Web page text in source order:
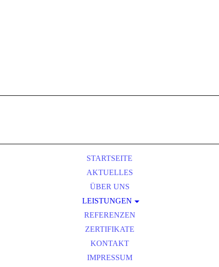
STARTSEITE
AKTUELLES
ÜBER UNS
LEISTUNGEN
INDUSTRIE- UND GEWERBEBAU
HALLENBAU
BÜHNENKONSTRUKTIONEN
TREPPEN & GELÄNDER
REFERENZEN
ZERTIFIKATE
KONTAKT
IMPRESSUM